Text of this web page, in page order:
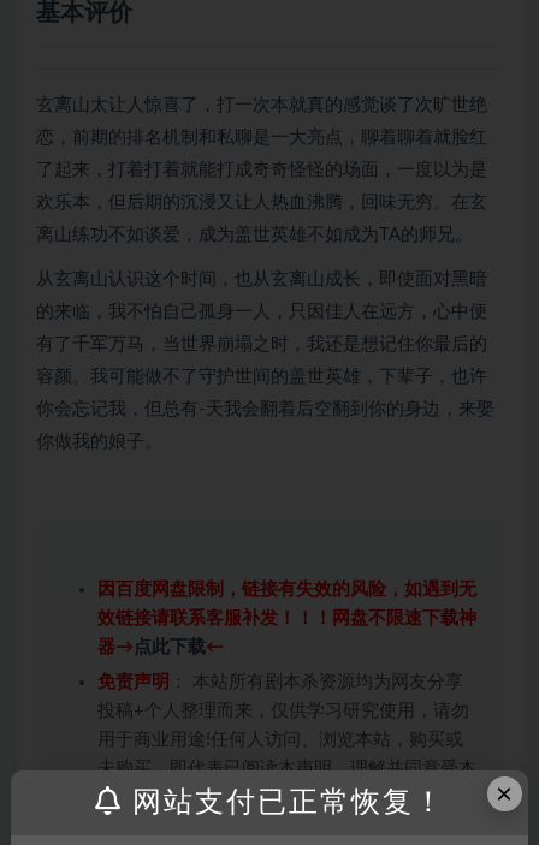
基本评价
玄离山太让人惊喜了，打一次本就真的感觉谈了次旷世绝
恋，前期的排名机制和私聊是一大亮点，聊着聊着就脸红
了起来，打着打着就能打成奇奇怪怪的场面，一度以为是
欢乐本，但后期的沉浸又让人热血沸腾，回味无穷。在玄
离山练功不如谈爱，成为盖世英雄不如成为TA的师兄。
从玄离山认识这个时间，也从玄离山成长，即使面对黑暗
的来临，我不怕自己孤身一人，只因佳人在远方，心中便
有了千军万马，当世界崩塌之时，我还是想记住你最后的
容颜。我可能做不了守护世间的盖世英雄，下辈子，也许
你会忘记我，但总有-天我会翻着后空翻到你的身边，来娶
你做我的娘子。
因百度网盘限制，链接有失效的风险，如遇到无
效链接请联系客服补发！！！网盘不限速下载神
器→ 点此下载←
免责声明 ： 本站所有剧本杀资源均为网友分享
投稿+个人整理而来，仅供学习研究使用，请勿
用于商业用途!任何人访问、浏览本站，购买或
未购买，即代表已阅读本声明，理解并同意受本
条约约束，并遵守所有适用的法律法规。
×
网站支付已正常恢复！